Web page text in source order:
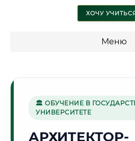
ХОЧУ
Меню
🏛️
🏛 ОБУЧЕНИЕ В
УНИВЕРСИТЕТЕ
АРХИТЕКТОР-